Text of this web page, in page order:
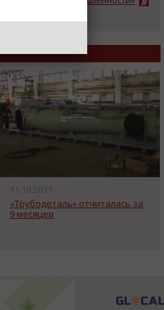
11.10.2011
«Трубодеталь» отчиталась за
9 месяцев